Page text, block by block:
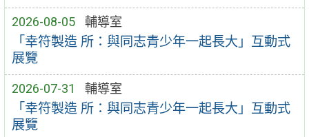
2026-08-05 輔導室
「幸符製造 所：與同志青少年一起長大」互動式
展覽
2026-07-31 輔導室
「幸符製造 所：與同志青少年一起長大」互動式
展覽